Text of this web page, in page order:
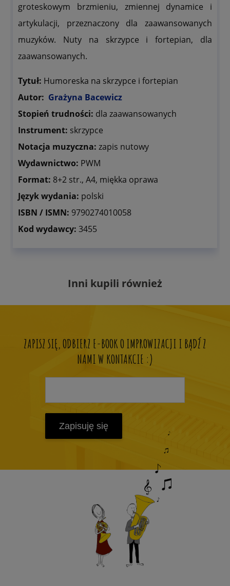
groteskowym brzmieniu, zmiennej dynamice i
artykulacji, przeznaczony dla zaawansowanych
muzyków. Nuty na skrzypce i fortepian, dla
zaawansowanych.
Tytuł: Humoreska na skrzypce i fortepian
Autor: Grażyna Bacewicz
Stopień trudności: dla zaawansowanych
Instrument: skrzypce
Notacja muzyczna: zapis nutowy
Wydawnictwo: PWM
Format: 8+2 str., A4, miękka oprawa
Język wydania: polski
ISBN / ISMN: 9790274010058
Kod wydawcy: 3455
Inni kupili również
ZAPISZ SIĘ, ODBIERZ E-BOOK O IMPROWIZACJI I BĄDŹ Z
NAMI W KONTAKCIE :)
Zapisuję się